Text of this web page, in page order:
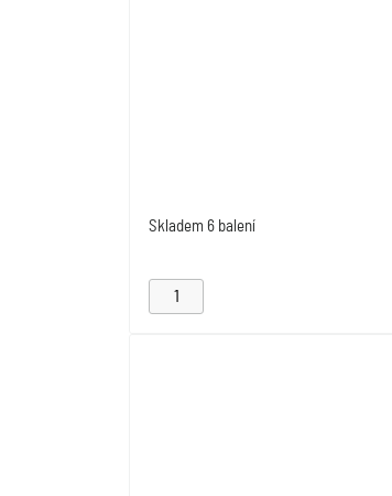
Skladem 6 balení